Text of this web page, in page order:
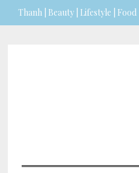
Thanh | Beauty | Lifestyle | Food